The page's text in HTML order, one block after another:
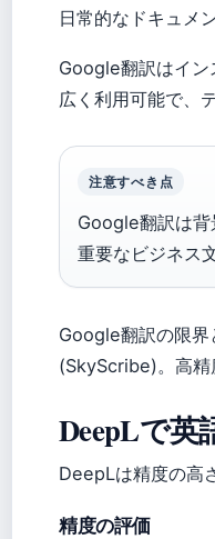
日常的なドキュメ
Google翻訳はイン
広く利用可能で、
注意すべき点
Google翻訳は背
重要なビジネス
Google翻訳の限界
(SkyScribe)。高精
DeepLで
DeepLは精度の高
精度の評価